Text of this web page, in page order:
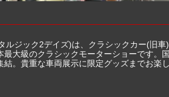
ルジック2デイズ)は、クラシックカー(旧
最大級のクラシックモーターショーです。
結。貴重な車両展示に限定グッズまでお楽